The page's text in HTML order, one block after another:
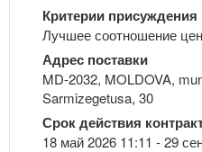
Критерии присуждения
Лучшее соотношение
Адрес поставки
MD-2032, MOLDOVA,
Sarmizegetusa, 30
Срок действия
18 май 2026 11:11 - 29